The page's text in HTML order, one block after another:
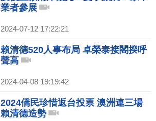
業者參展
2024-07-12 17:22:21
賴清德520人事布局 卓榮泰接閣揆呼
聲高
2024-04-08 19:19:42
2024僑民珍惜返台投票 澳洲連三場
賴清德造勢